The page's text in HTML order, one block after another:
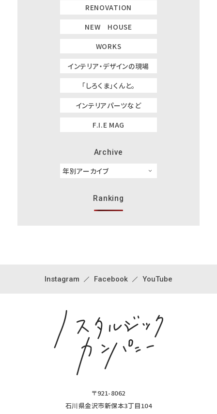
RENOVATION
NEW HOUSE
WORKS
インテリア・デザインの現場
「しろくま」くんと。
インテリアパーツなど
F.I.E MAG
Archive
Ranking
Instagram Facebook YouTube
〒921-8062
石川県金沢市新保本3丁目104